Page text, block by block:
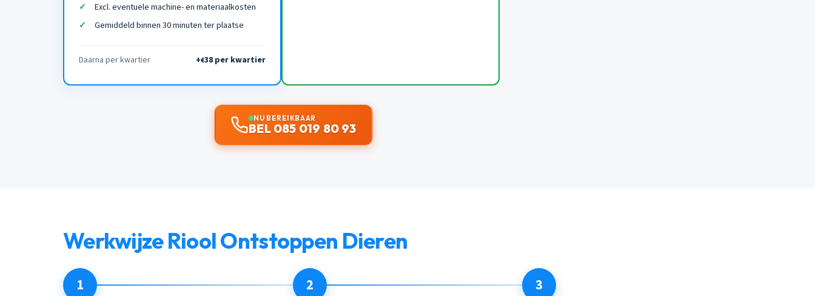
Excl. eventuele machine- en materiaalkosten
Gemiddeld binnen 30 minuten ter plaatse
Daarna per kwartier +€38 per kwartier
NU BEREIKBAAR
BEL 085 019 80 93
Werkwijze Riool Ontstoppen Dieren
1 2 3